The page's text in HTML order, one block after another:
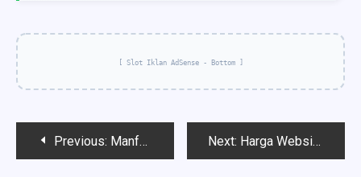
[ Slot Iklan AdSense - Bottom ]
PostPrevious: Manfaat dan Keunggulan Cloud Computing dalam Dunia Digital Saat Ini Next: Harga Website E-Commerce dan Tips Membangun Toko Online yang Sukses